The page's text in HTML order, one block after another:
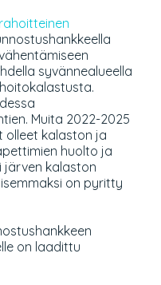
syvännealueella
Muita 2022-2025
kalaston ja
huolto ja
järven kalaston
on pyritty
on laadittu